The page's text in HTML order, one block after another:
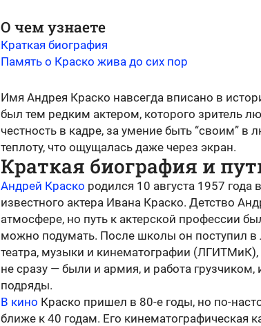
О чем узнаете
Краткая биография
Память о Краско жива до сих пор
Имя Андрея Краско навсегда вписано в
был тем редким актером, которого зритель
честность в кадре, за умение быть “своим” в
теплоту, что ощущалась даже через экран.
Краткая биография и
Андрей Краско родился 10 августа 1957 года
известного актера Ивана Краско. Детство
атмосфере, но путь к актерской профессии
можно подумать. После школы он поступил в
театра, музыки и кинематографии
не сразу — были и армия, и работа
подряды.
В кино Краско пришел в 80-е годы, но по-
ближе к 40 годам. Его кинематографическая